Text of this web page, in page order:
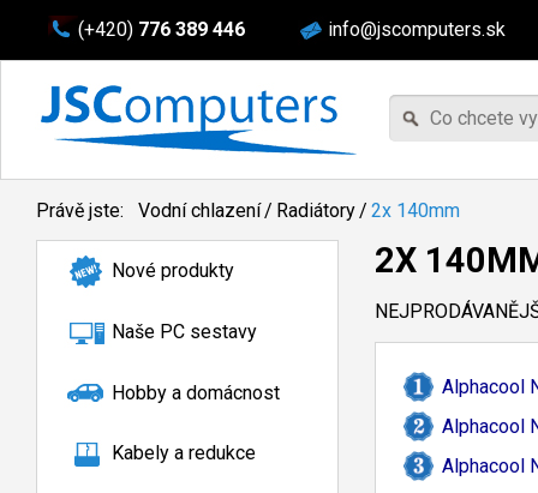
(+420) 776 389 446 info@jscomputers.sk
Právě jste: Vodní chlazení/ Radiátory/ 2x 140mm
Nové produkty
Naše PC sestavy
Hobby a domácnost
Kabely a redukce
2X
Alphacool
Alphacool
Alphacool